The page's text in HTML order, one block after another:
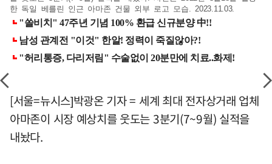
한 독일 베를린 인근 아마존 건물 외부 로고 모습. 2023.11.03.
[서울=뉴시스]박광온 기자 = 세계 최대 전자상거래 업체
아마존이 시장 예상치를 웃도는 3분기(7~9월) 실적을
내놨다.